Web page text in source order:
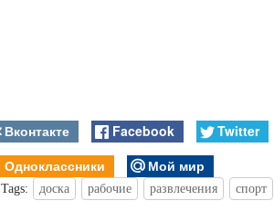
Вконтакте Facebook
Twitter
Одноклассники
Мой мир
Tags: доска рабочие развлечения спорт